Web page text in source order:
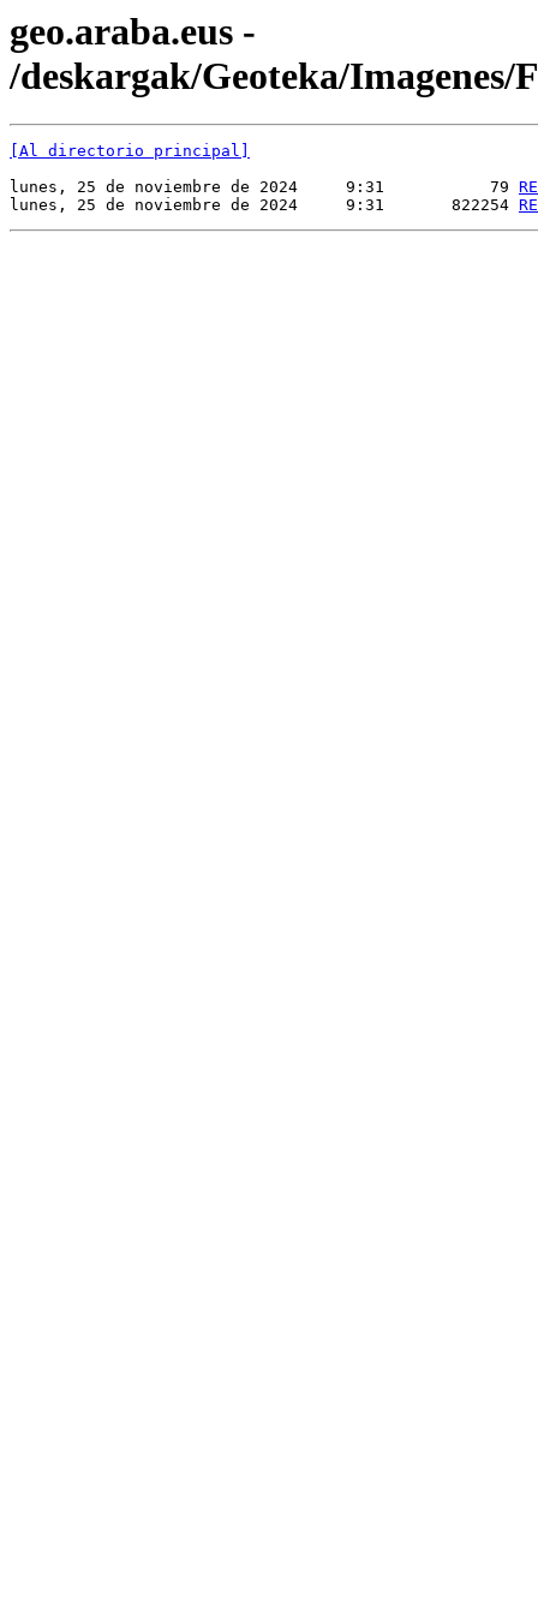
geo.araba.eus -
/deskargak/Geoteka/Imagenes/
[Al directorio principal]
lunes, 25 de noviembre de 2024     9:31           79
lunes, 25 de noviembre de 2024     9:31       822254